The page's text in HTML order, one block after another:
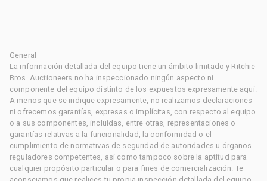
General
La información detallada del equipo tiene un ámbito limitado y Ritchie
Bros. Auctioneers no ha inspeccionado ningún aspecto ni
componente del equipo distinto de los expuestos expresamente aquí.
A menos que se indique expresamente, no realizamos declaraciones
ni ofrecemos garantías, expresas o implícitas, con respecto al equipo
o a sus componentes, incluidas, entre otras, representaciones o
garantías relativas a la funcionalidad, la conformidad o el
cumplimiento de normativas de seguridad de autoridades u órganos
reguladores competentes, así como tampoco sobre la aptitud para
cualquier propósito particular o para fines de comercialización. Te